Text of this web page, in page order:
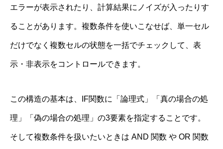
エラーが表示されたり、計算結果にノイズが入ったりす
ることがあります。複数条件を使いこなせば、単一セル
だけでなく複数セルの状態を一括でチェックして、表
示・非表示をコントロールできます。
この構造の基本は、IF関数に「論理式」「真の場合の処
理」「偽の場合の処理」の3要素を指定することです。
そして複数条件を扱いたいときは AND 関数 や OR 関数